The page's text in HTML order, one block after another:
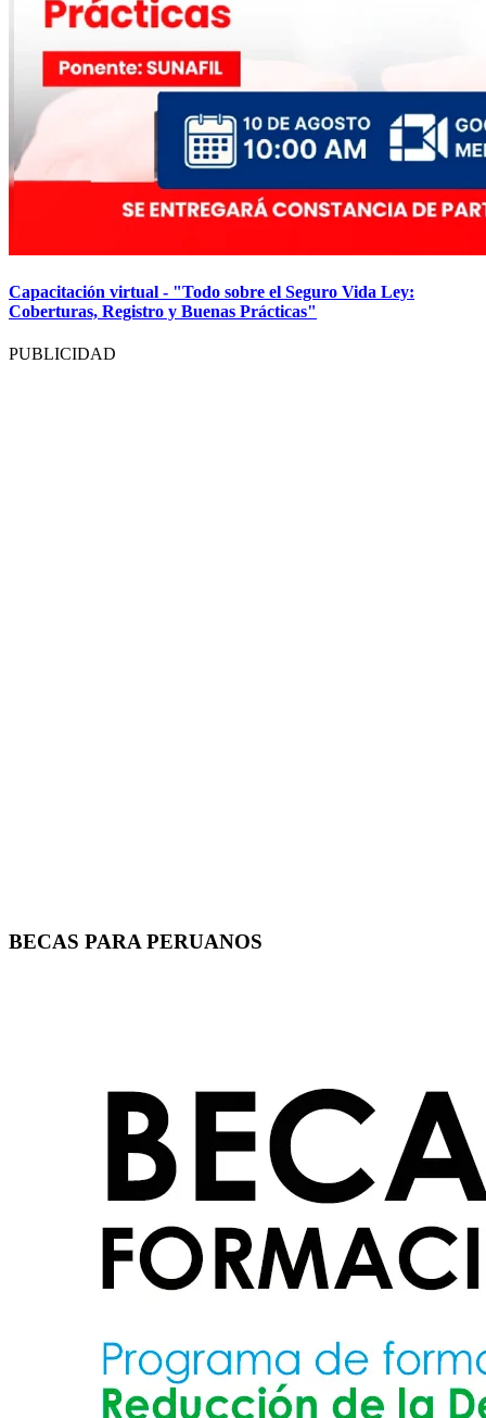
Capacitación virtual - "Todo sobre el Seguro Vida Ley:
Coberturas, Registro y Buenas Prácticas"
PUBLICIDAD
BECAS PARA PERUANOS